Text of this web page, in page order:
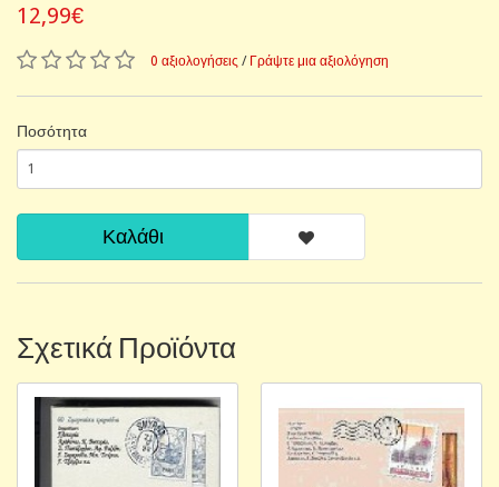
12,99€
0 αξιολογήσεις / Γράψτε μια αξιολόγηση
Ποσότητα
Καλάθι
Σχετικά Προϊόντα